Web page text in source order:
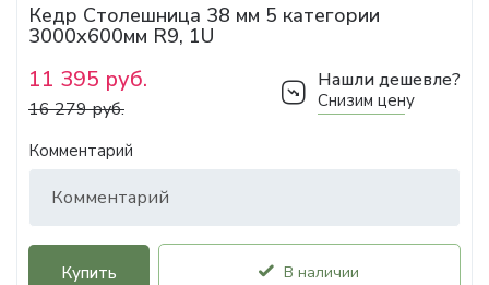
Кедр Столешница 38 мм 5 категории
3000х600мм R9, 1U
11 395 руб.
16 279 руб.
Нашли дешевле?
Снизим цену
Комментарий
Купить В наличии